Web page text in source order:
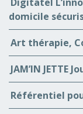
domicile
Art thérapie,
JAM’IN JETTE
Référentiel